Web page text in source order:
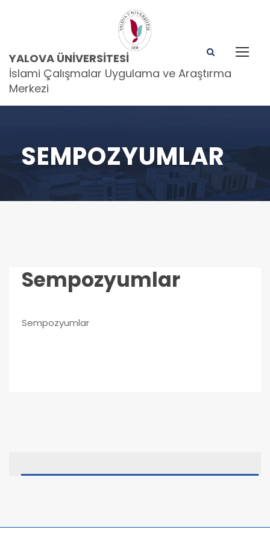
YALOVA ÜNIVERSITESI
İslami Çalışmalar Uygulama ve Araştırma
Merkezi
SEMPOZYUMLAR
Sempozyumlar
Sempozyumlar